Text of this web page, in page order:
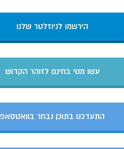
הירשמו לניוזלטר שלנו
עשו מנוי בחינם לזוהר הקדוש
התעדכנו בתוכן נבחר בוואטסאפ